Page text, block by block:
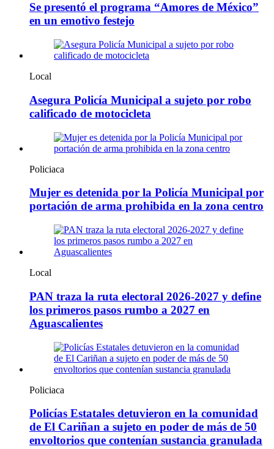
Se presentó el programa “Amores de México”
en un emotivo festejo
Local
Asegura Policía Municipal a sujeto por robo
calificado de motocicleta
Policiaca
Mujer es detenida por la Policía Municipal por
portación de arma prohibida en la zona centro
Local
PAN traza la ruta electoral 2026-2027 y define
los primeros pasos rumbo a 2027 en
Aguascalientes
Policiaca
Policías Estatales detuvieron en la comunidad
de El Cariñan a sujeto en poder de más de 50
envoltorios que contenían sustancia granulada